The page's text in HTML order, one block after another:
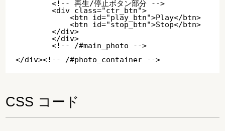
        <!-- 再生/停止ボタン部分 -->
        <div class="ctr_btn">
            <btn id="play_btn">Play</btn>
            <btn id="stop_btn">Stop</btn>
        </div>
	</div>
	<!-- /#main_photo -->
CSS コード